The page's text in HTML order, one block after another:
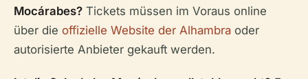
Mocárabes? Tickets müssen im Voraus online
über die offizielle Website der Alhambra oder
autorisierte Anbieter gekauft werden.